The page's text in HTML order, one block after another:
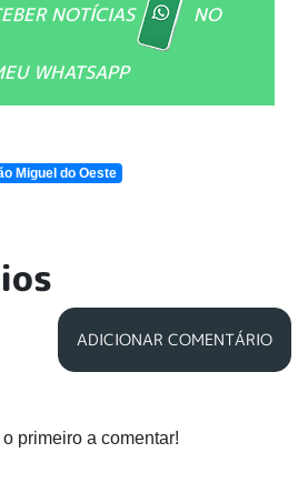
NOTÍCIAS NO
WHATSAPP
Miguel do Oeste
ADICIONAR COMENTÁRIO
primeiro a comentar!